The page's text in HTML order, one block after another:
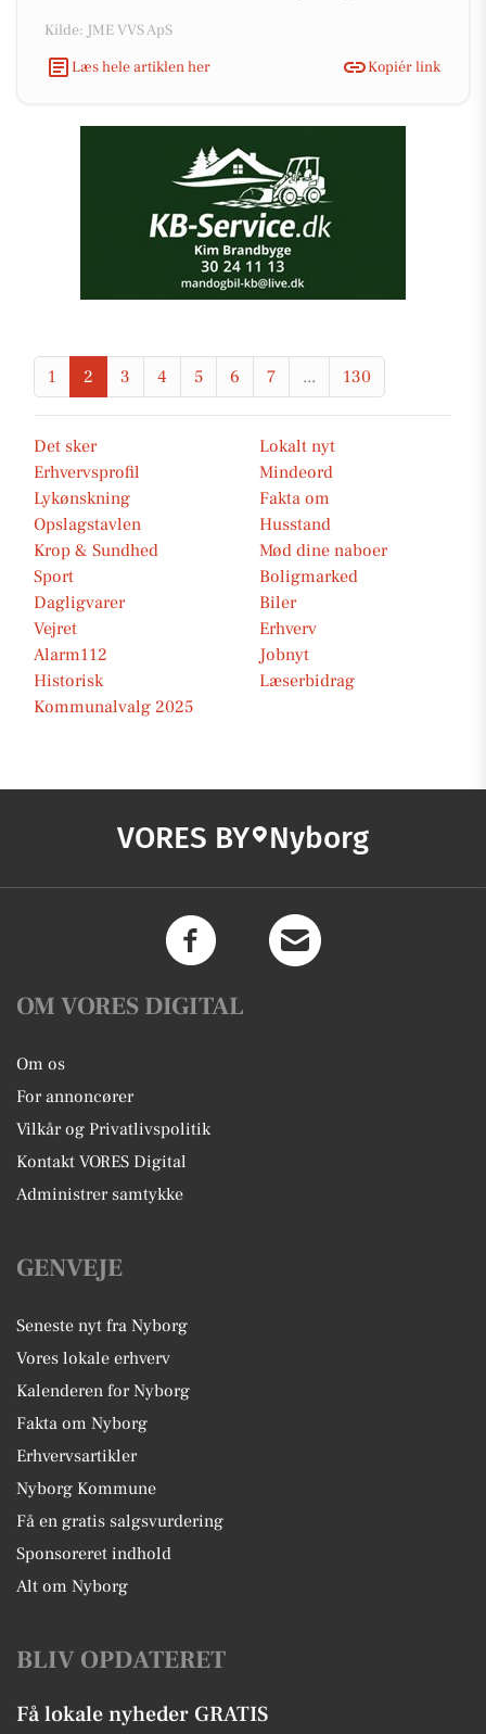
Kilde: JME VVS ApS
Læs hele artiklen her
Kopiér link
1 2 3 4 5 6 7 ... 130
Det sker
Lokalt nyt
Erhvervsprofil
Mindeord
Lykønskning
Fakta om
Opslagstavlen
Husstand
Krop & Sundhed
Mød dine naboer
Sport
Boligmarked
Dagligvarer
Biler
Vejret
Erhverv
Alarm112
Jobnyt
Historisk
Læserbidrag
Kommunalvalg 2025
VORES BY Nyborg
OM VORES DIGITAL
Om os
For annoncører
Vilkår og Privatlivspolitik
Kontakt VORES Digital
Administrer samtykke
GENVEJE
Seneste nyt fra Nyborg
Vores lokale erhverv
Kalenderen for Nyborg
Fakta om Nyborg
Erhvervsartikler
Nyborg Kommune
Få en gratis salgsvurdering
Sponsoreret indhold
Alt om Nyborg
BLIV OPDATERET
Få lokale nyheder GRATIS